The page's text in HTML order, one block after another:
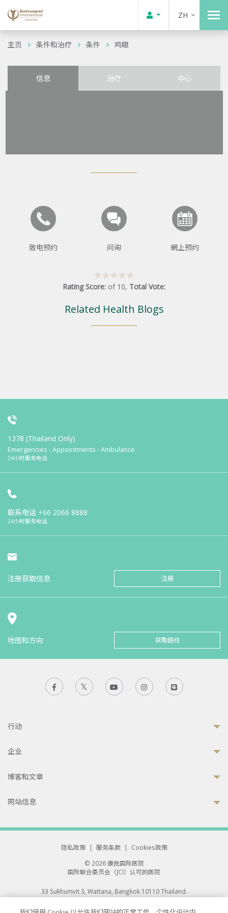
ZH
主页 条件和治疗 条件 鸡眼
信息 治疗 中心
致电预约 问询 網上预约
Rating Score: of 10, Total Vote:
Related Health Blogs
1378 (Thailand Only)
Emergencies - Appointments - Ambulance
24小时服务电话
联系电话 +66 2066 8888
24小时服务电话
注册获取信息 注册
地图和方向 获取路线
行动
企业
博客和文章
网站信息
隐私政策 | 服务条款 |
Cookies政策
© 2026 康民国际医院
国际联合委员会（JCI）认可的医院
33 Sukhumvit 3, Wattana, Bangkok 10110 Thailand.
All rights reserved.